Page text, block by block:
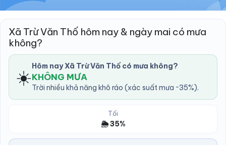
Xã Trừ Văn Thố hôm nay & ngày mai có mưa
không?
☀️ Hôm nay Xã Trừ Văn Thố có mưa không?
KHÔNG MƯA
Trời nhiều khả năng khô ráo (xác suất mưa ~35%).
Tối
🌦️ 35%